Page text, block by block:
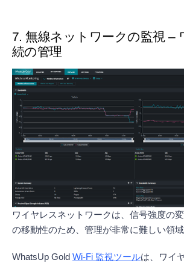
7. 無線ネットワークの監視 –
続の管理
ワイヤレスネットワークは、信号強度の
の移動性のため、管理が非常に難しい領域
WhatsUp Gold Wi-Fi 監視ツールは、ワイ